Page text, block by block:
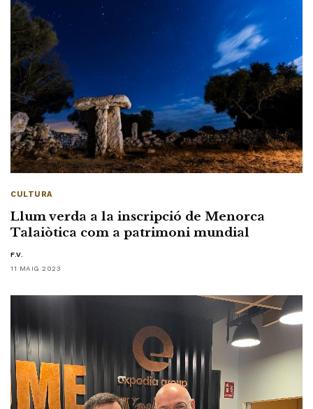
CULTURA
Llum verda a la inscripció de Menorca
Talaiòtica com a patrimoni mundial
F.V.
11 MAIG 2023